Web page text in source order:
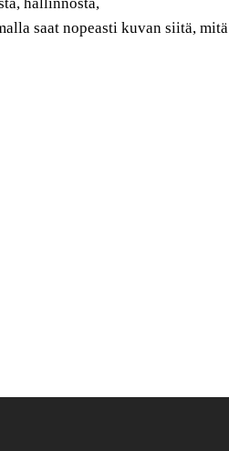
saat nopeasti kuvan siitä, mitä